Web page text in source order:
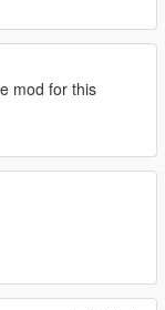
mod for this